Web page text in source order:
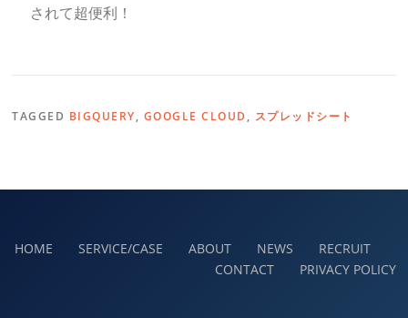
されて超便利！
TAGGED BIGQUERY, GOOGLE CLOUD , スプレッドシート
HOME SERVICE/CASE ABOUT NEWS
RECRUIT
CONTACT
PRIVACY POLICY